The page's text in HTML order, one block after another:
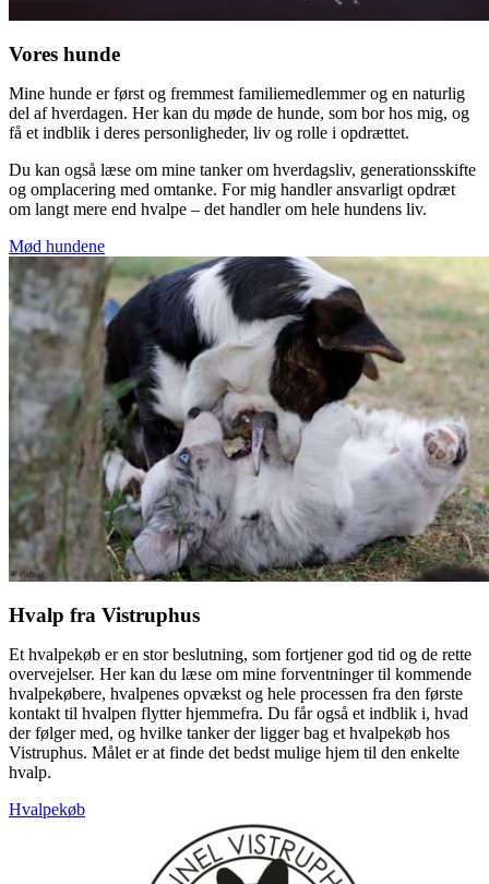
Vores hunde
Mine hunde er først og fremmest familiemedlemmer og en naturlig
del af hverdagen. Her kan du møde de hunde, som bor hos mig, og
få et indblik i deres personligheder, liv og rolle i opdrættet.
Du kan også læse om mine tanker om hverdagsliv, generationsskifte
og omplacering med omtanke. For mig handler ansvarligt opdræt
om langt mere end hvalpe – det handler om hele hundens liv.
Mød hundene
Hvalp fra Vistruphus
Et hvalpekøb er en stor beslutning, som fortjener god tid og de rette
overvejelser. Her kan du læse om mine forventninger til kommende
hvalpekøbere, hvalpenes opvækst og hele processen fra den første
kontakt til hvalpen flytter hjemmefra. Du får også et indblik i, hvad
der følger med, og hvilke tanker der ligger bag et hvalpekøb hos
Vistruphus. Målet er at finde det bedst mulige hjem til den enkelte
hvalp.
Hvalpekøb